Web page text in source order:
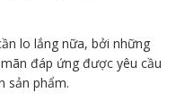
lo lắng nữa, bởi những
đáp ứng được yêu cầu
sản phẩm.